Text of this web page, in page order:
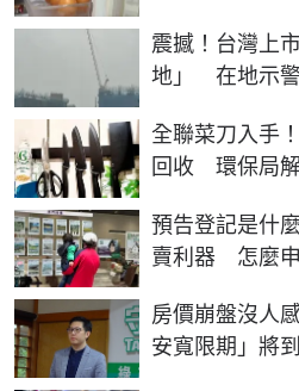
震撼！台灣上
地」 在地示
全聯菜刀入手
回收 環保局
預告登記是什
賣利器 怎麼
房價崩盤沒人
安寬限期」將